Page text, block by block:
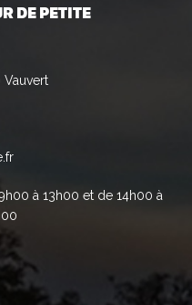
DE PETITE
Vauvert
à 13h00 et de 14h00 à